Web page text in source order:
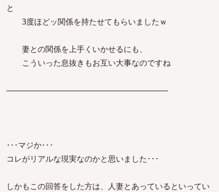
と
3度ほどッ関係を持たせてもらいましたｗ
妻との関係を上手くいかせるにも、
こういった息抜きもお互い大事なのですね
──────────────────────────────
･･･マジか･･･
コレがリアルな現実なのかと思いました･･･
しかもこの回答をした方は、人妻とあっているといってい